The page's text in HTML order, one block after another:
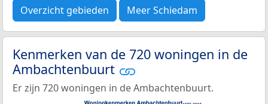
Overzicht gebieden Meer Schiedam
Kenmerken van de 720 woningen in de
Ambachtenbuurt
Er zijn 720 woningen in de Ambachtenbuurt.